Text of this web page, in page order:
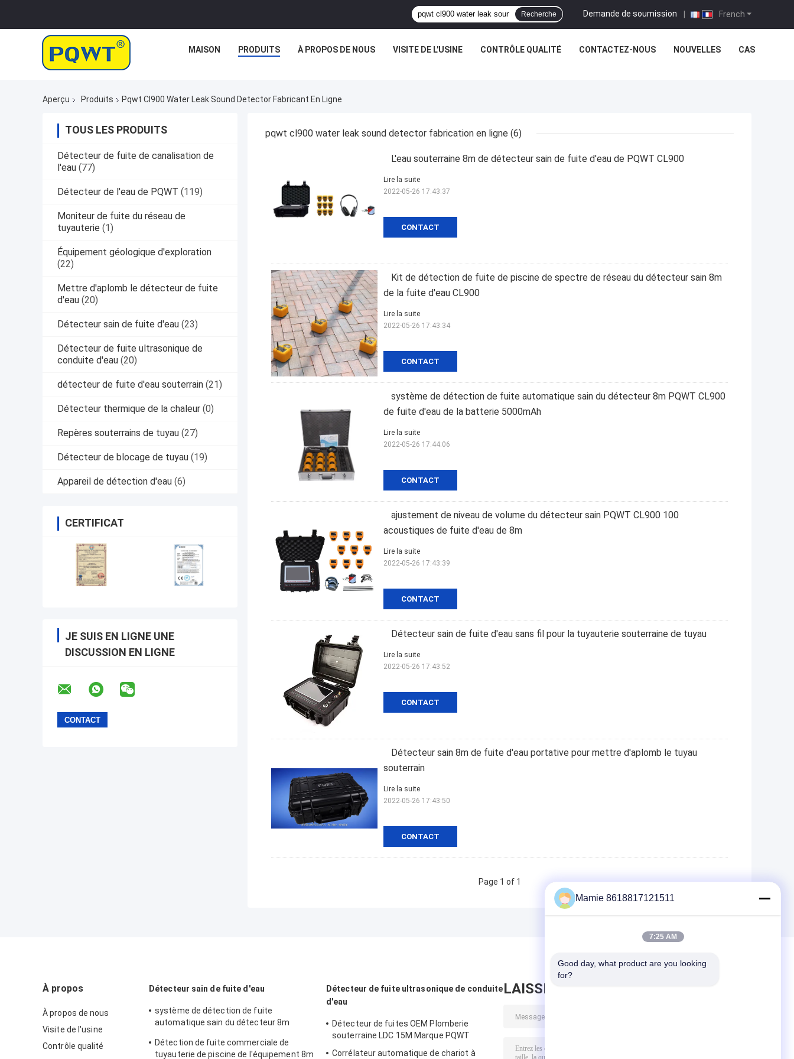
French
Demande de soumission |
Recherche
MAISON PRODUITS À PROPOS DE NOUS VISITE DE L'USINE CONTRÔLE QUALITÉ CONTACTEZ-NOUS NOUVELLES CAS
Aperçu Produits Pqwt Cl900 Water Leak Sound Detector Fabricant En Ligne
TOUS LES PRODUITS
Détecteur de fuite de canalisation de
l'eau (77)
Détecteur de l'eau de PQWT (119)
Moniteur de fuite du réseau de
tuyauterie (1)
Équipement géologique d'exploration
(22)
Mettre d'aplomb le détecteur de fuite
d'eau (20)
Détecteur sain de fuite d'eau (23)
Détecteur de fuite ultrasonique de
conduite d'eau (20)
détecteur de fuite d'eau souterrain (21)
Détecteur thermique de la chaleur (0)
Repères souterrains de tuyau (27)
Détecteur de blocage de tuyau (19)
Appareil de détection d'eau (6)
CERTIFICAT
JE SUIS EN LIGNE UNE
DISCUSSION EN LIGNE
pqwt cl900 water leak sound detector fabrication en ligne (6)
L'eau souterraine 8m de détecteur sain de fuite d'eau de PQWT CL900
CONTACT
Lire la suite
2022-05-26 17:43:37
Kit de détection de fuite de piscine de spectre de réseau du détecteur sain 8m
de la fuite d'eau CL900
CONTACT
Lire la suite
2022-05-26 17:43:34
système de détection de fuite automatique sain du détecteur 8m PQWT CL900
de fuite d'eau de la batterie 5000mAh
CONTACT
Lire la suite
2022-05-26 17:44:06
ajustement de niveau de volume du détecteur sain PQWT CL900 100
acoustiques de fuite d'eau de 8m
CONTACT
Lire la suite
2022-05-26 17:43:39
Détecteur sain de fuite d'eau sans fil pour la tuyauterie souterraine de tuyau
CONTACT
Lire la suite
2022-05-26 17:43:52
Détecteur sain 8m de fuite d'eau portative pour mettre d'aplomb le tuyau
souterrain
CONTACT
Lire la suite
2022-05-26 17:43:50
Page 1 of 1
À propos
À propos de nous
Visite de l'usine
Contrôle qualité
Détecteur sain de fuite d'eau
système de détection de fuite
automatique sain du détecteur 8m
5000mAh
Détection de fuite commerciale de
tuyauterie de piscine de l'équipement 8m
Détecteur de fuite ultrasonique de conduite
d'eau
Détecteur de fuites OEM Plomberie
souterraine LDC 15M Marque PQWT
Corrélateur automatique de chariot à
LAISSEZ UN MESSAGE
Mamie 8618817121511
7:25 AM
Good day, what product are you looking
for?